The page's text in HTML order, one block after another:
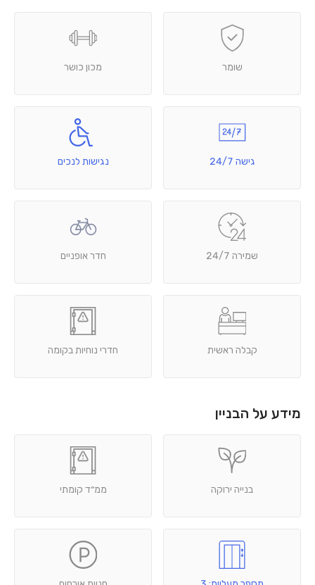
שומר מכון כושר
גישה 24/7 נגישות לנכים
שמירה 24/7 חדר אופניים
קבלה ראשית חדרי נוחיות בקומה
מידע על הבניין
בנייה ירוקה ממ״ד קומתי